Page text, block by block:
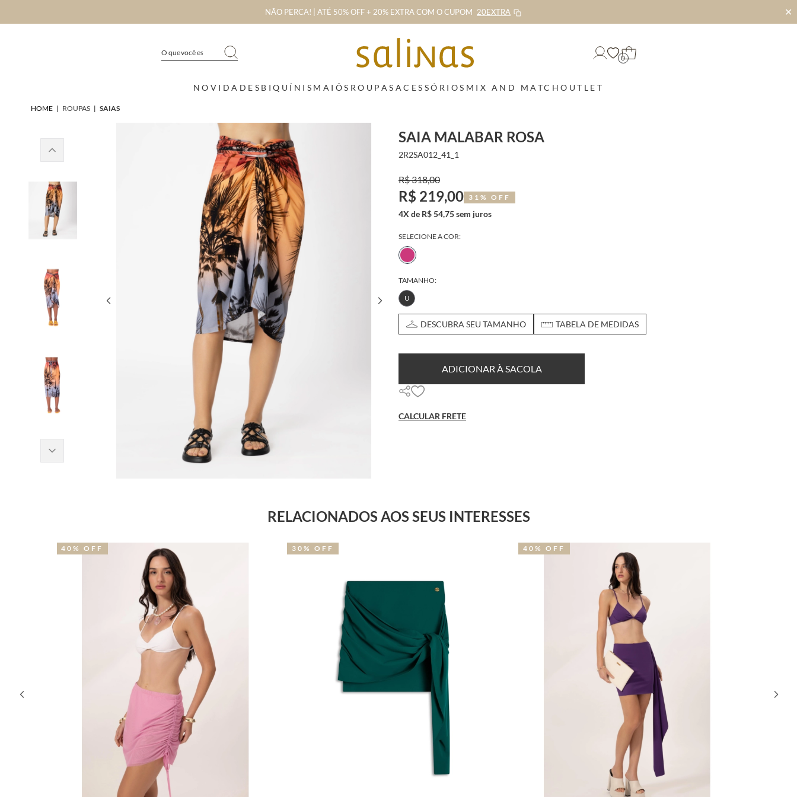
NÃO PERCA! | ATÉ 50% OFF + 20% EXTRA COM O CUPOM 20EXTRA ✕
0
NOVIDADES BIQUÍNIS MAIÔS ROUPAS ACESSÓRIOS MIX AND MATCHOUTLET
HOME | ROUPAS | SAIAS
SAIA MALABAR ROSA
2R2SA012_41_1
R$ 318,00
R$ 219,00 31% OFF
4X de R$ 54,75 sem juros
SELECIONE A COR:
TAMANHO:
U
DESCUBRA SEU TAMANHO TABELA DE MEDIDAS
ADICIONAR À SACOLA
CALCULAR FRETE
RELACIONADOS AOS SEUS INTERESSES
30% OFF 40% OFF 39% OFF